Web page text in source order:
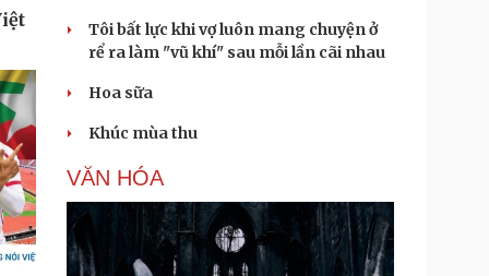
Tôi bất lực khi vợ luôn mang chuyện ở
rể ra làm "vũ khí" sau mỗi lần cãi nhau
Hoa sữa
Khúc mùa thu
VĂN HÓA